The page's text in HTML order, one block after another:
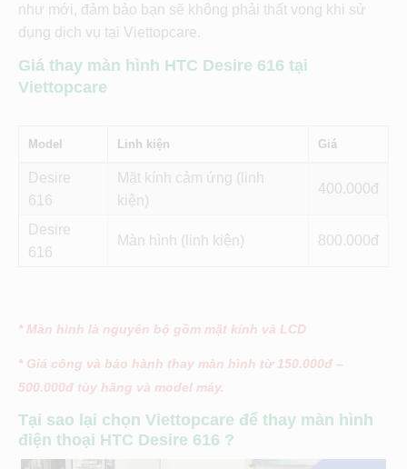
như mới, đảm bảo bạn sẽ không phải thất vọng khi sử
dụng dịch vụ tại Viettopcare.
Giá thay màn hình HTC Desire 616 tại
Viettopcare
Model Linh kiện Giá
Desire
616
Mặt kính cảm ứng (linh
kiện)
400
Desire
616
Màn hình (linh kiện) 800
* Màn hình là nguyên bộ gồm mặt kính và LCD
* Giá công và bảo hành thay màn hình từ 150.000đ –
500.000đ tùy hãng và model máy.
Tại sao lại chọn Viettopcare để thay màn hình
điện thoại HTC Desire 616 ?